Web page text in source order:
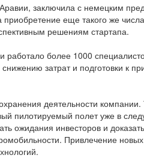
заключила с немецким
еще такого же
решениям стартапа.
более 1000
затрат и подготовки к
деятельности
пилотируемый полет уже в
ожидания инвесторов и
Привлечение